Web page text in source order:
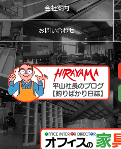
会社案内
お問い合わせ